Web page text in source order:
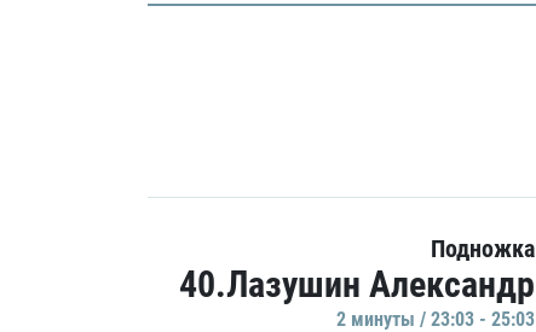
Подножка
40.Лазушин Александр
2 минуты / 23:03 - 25:03